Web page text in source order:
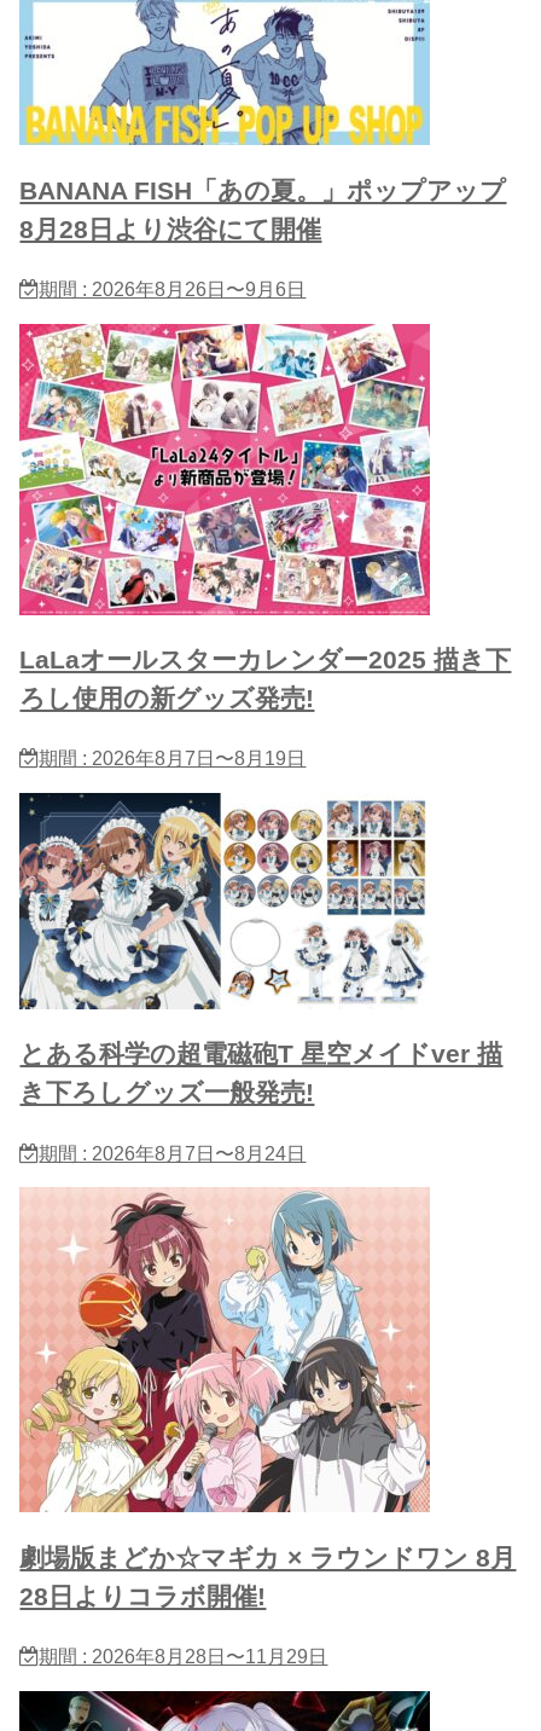
BANANA FISH「あの夏。」ポップアップ
8月28日より渋谷にて開催
期間 : 2026年8月26日〜9月6日
LaLaオールスターカレンダー2025 描き下
ろし使用の新グッズ発売!
期間 : 2026年8月7日〜8月19日
とある科学の超電磁砲T 星​空メイドver 描
き下ろしグッズ一般発売!
期間 : 2026年8月7日〜8月24日
劇場版まどか☆マギカ × ラウンドワン 8月
28日よりコラボ開催!
期間 : 2026年8月28日〜11月29日